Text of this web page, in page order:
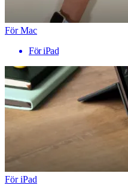
För Mac
För iPad
För iPad